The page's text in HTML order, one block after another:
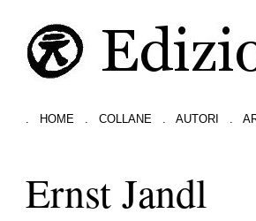
HOME COLLANE AUTORI
Ernst Jandl